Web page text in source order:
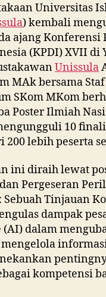
Universitas
) kembali
ajang Konferensi
(KPDI) XVII di
Unissula
MAk bersama
SKom MKom
Poster Ilmiah
10
200 lebih peserta
ini diraih lewat
Pergeseran
Tinjauan
dampak
dalam
kompetensi